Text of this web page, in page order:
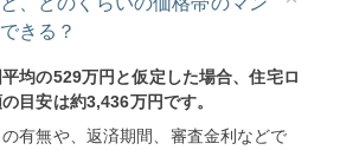
きる？
均の529万円と仮定した場合、住宅ロ
目安は約3,436万円です。
有無や、返済期間、審査金利などで